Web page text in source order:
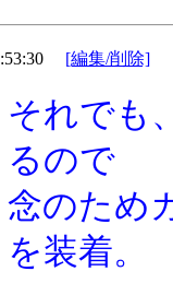
[編集/削除]
それでも
るので
念のため
を装着。